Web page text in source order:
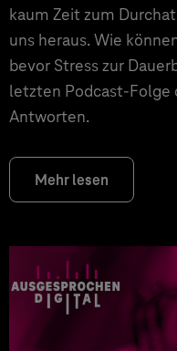
kaum Zeit zum
uns heraus. Wie
bevor Stress zur
letzten Podcast-Folge
Antworten.
Mehr lesen